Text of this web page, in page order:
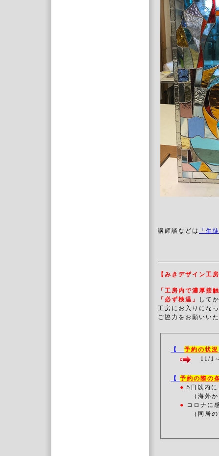
講師談などは 「生
【みきデザイン工
「工房内で濃厚接
「必ず検温」
して
工房にお入りにな
ご協力をお願いい
【 予約の状況
11/1
【 予約の際の
● 5日以内
（海外
● コロナに
（同居の方